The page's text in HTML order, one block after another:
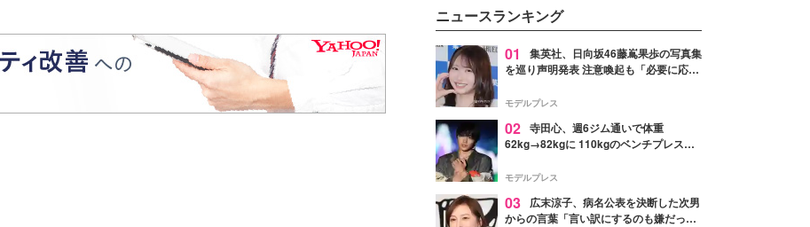
性を秘めた、革新的な「Water
Capturing Skin（ウォーターキャ
プチャリングスキン：捕水肌）」
技術を、花王が構築した。
ニュースランキング
01
集英社、日向坂46藤嶌果歩の写真集
を巡り声明発表 注意喚起も「必要に応じ
モデルプレス
02 寺田心、週6ジム通いで体重
62kg→82kgに 110kgのベンチプレス持
「かっこいい」と反響
モデルプレス
03
広末涼子、病名公表を決断した次男
からの言葉「言い訳にするのも嫌だっ